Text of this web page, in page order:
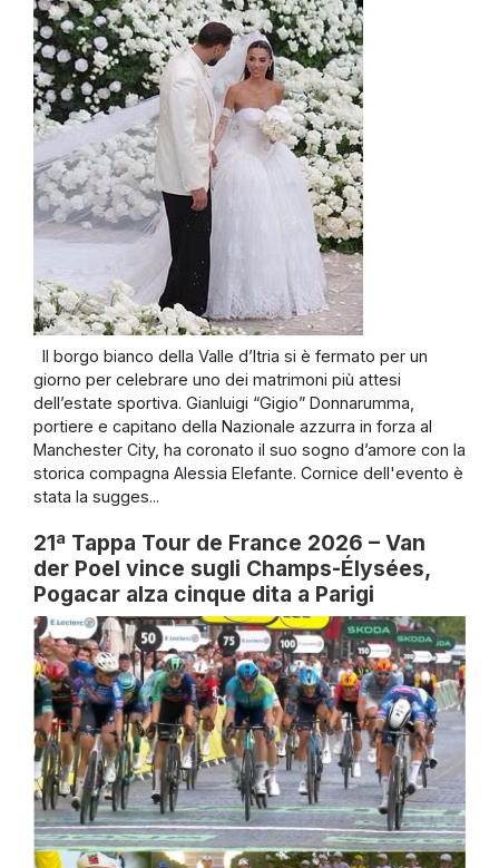
Il borgo bianco della Valle d’Itria si è fermato per un
giorno per celebrare uno dei matrimoni più attesi
dell’estate sportiva. Gianluigi “Gigio” Donnarumma,
portiere e capitano della Nazionale azzurra in forza al
Manchester City, ha coronato il suo sogno d’amore con la
storica compagna Alessia Elefante. Cornice dell'evento è
stata la sugges...
21ª Tappa Tour de France 2026 – Van
der Poel vince sugli Champs-Élysées,
Pogacar alza cinque dita a Parigi